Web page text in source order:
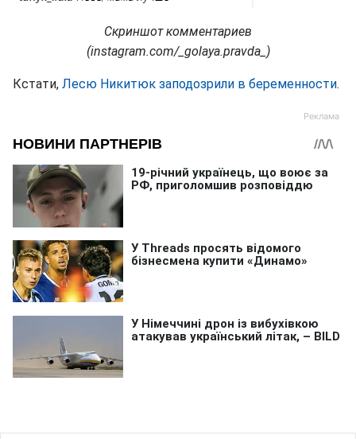
Скриншот комментариев
(instagram.com/_golaya.pravda_)
Кстати, Лесю Никитюк заподозрили в беременности.